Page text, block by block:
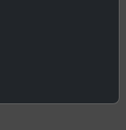
není k dispozici.